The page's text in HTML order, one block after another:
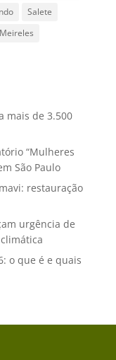
Salete
mais de 3.500
“Mulheres
São Paulo
restauração
urgência de
o que é e quais